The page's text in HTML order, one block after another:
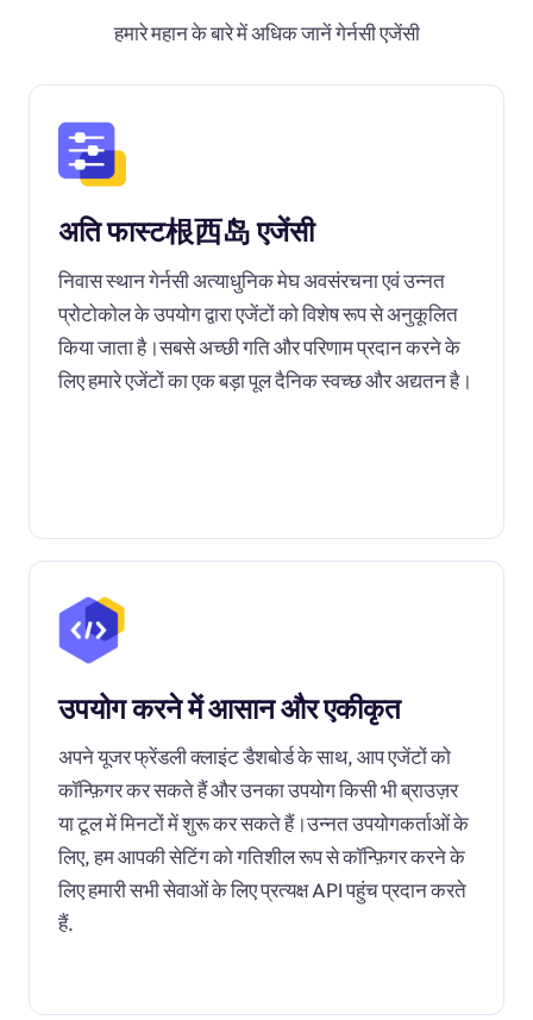
हमारे महान के बारे में अधिक जानें गेर्नसी एजेंसी
अति फास्ट根西岛 एजेंसी
निवास स्थान गेर्नसी अत्याधुनिक मेघ अवसंरचना एवं उन्नत
प्रोटोकोल के उपयोग द्वारा एजेंटों को विशेष रूप से अनुकूलित
किया जाता है।सबसे अच्छी गति और परिणाम प्रदान करने के
लिए हमारे एजेंटों का एक बड़ा पूल दैनिक स्वच्छ और अद्यतन है।
उपयोग करने में आसान और एकीकृत
अपने यूजर फ्रेंडली क्लाइंट डैशबोर्ड के साथ, आप एजेंटों को
कॉन्फ़िगर कर सकते हैं और उनका उपयोग किसी भी ब्राउज़र
या टूल में मिनटों में शुरू कर सकते हैं।उन्नत उपयोगकर्ताओं के
लिए, हम आपकी सेटिंग को गतिशील रूप से कॉन्फ़िगर करने के
लिए हमारी सभी सेवाओं के लिए प्रत्यक्ष API पहुंच प्रदान करते
हैं.